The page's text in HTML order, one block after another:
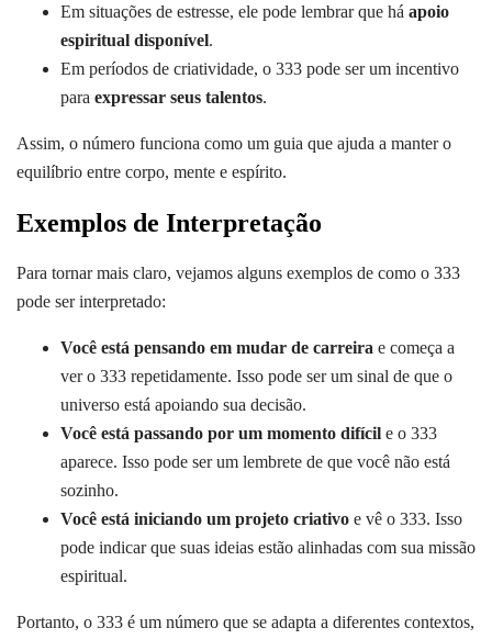
Em situações de estresse, ele pode lembrar que há apoio
espiritual disponível.
Em períodos de criatividade, o 333 pode ser um incentivo
para expressar seus talentos.
Assim, o número funciona como um guia que ajuda a manter o
equilíbrio entre corpo, mente e espírito.
Exemplos de Interpretação
Para tornar mais claro, vejamos alguns exemplos de como o 333
pode ser interpretado:
Você está pensando em mudar de carreira e começa a
ver o 333 repetidamente. Isso pode ser um sinal de que o
universo está apoiando sua decisão.
Você está passando por um momento difícil e o 333
aparece. Isso pode ser um lembrete de que você não está
sozinho.
Você está iniciando um projeto criativo e vê o 333. Isso
pode indicar que suas ideias estão alinhadas com sua missão
espiritual.
Portanto, o 333 é um número que se adapta a diferentes contextos,